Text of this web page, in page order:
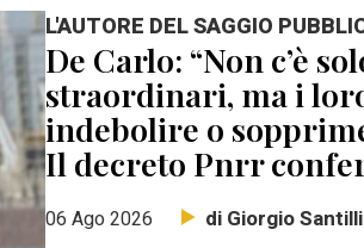
L'AUTORE DEL SAGGIO
De Carlo: “Non c’è
straordinari, ma i
indebolire o
Il decreto Pnrr
06 Ago 2026 di Giorgio Santilli